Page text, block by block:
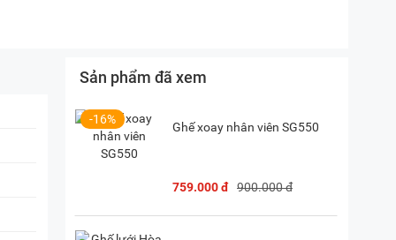
Sản phẩm đã xem
-16%
Ghế xoay nhân viên SG550
759.000 đ 900.000 đ